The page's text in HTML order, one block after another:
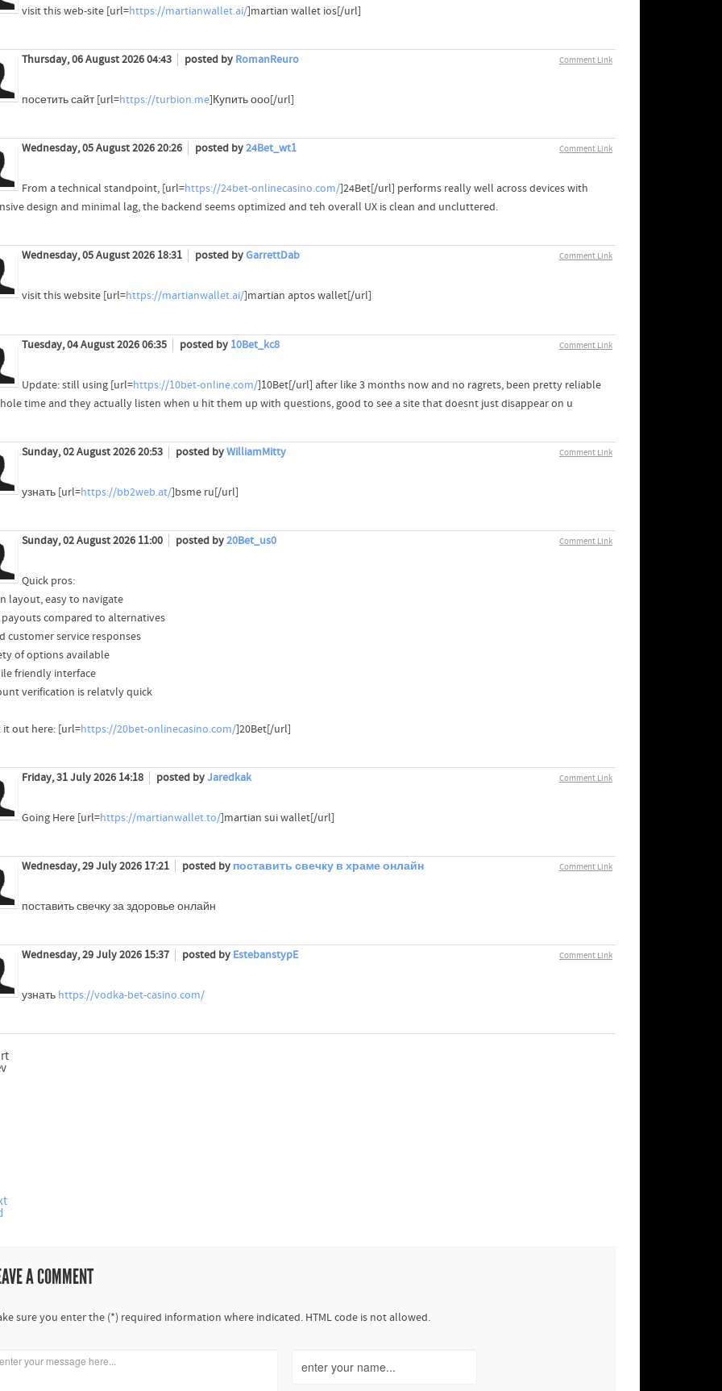
visit this web-site [url=https://martianwallet.ai/]martian wallet ios[/url]
Comment Link
Thursday, 06 August 2026 04:43 posted by RomanReuro
посетить сайт [url=https://turbion.me]Купить ооо[/url]
Comment Link
Wednesday, 05 August 2026 20:26 posted by24Bet_wt1
From a technical standpoint, [url=https://24bet-onlinecasino.com/]24Bet[/url] performs really well across devices with
design and minimal lag, the backend seems optimized and teh overall UX is clean and uncluttered.
Comment Link
Wednesday, 05 August 2026 18:31 posted byGarrettDab
visit this website [url=https://martianwallet.ai/]martian aptos wallet[/url]
Comment Link
Tuesday, 04 August 2026 06:35 posted by 10Bet_kc8
Update: still using [url=https://10bet-online.com/]10Bet[/url] after like 3 months now and no ragrets, been pretty reliable
time and they actually listen when u hit them up with questions, good to see a site that doesnt just disappear on u
Comment Link
Sunday, 02 August 2026 20:53 posted byWilliamMitty
узнать [url=https://bb2web.at/]bsme ru[/url]
Comment Link
Sunday, 02 August 2026 11:00 posted by20Bet_us0
Quick pros:
layout, easy to navigate
payouts compared to alternatives
customer service responses
of options available
friendly interface
verification is relatvly quick
it out here: [url=https://20bet-onlinecasino.com/]20Bet[/url]
Comment Link
Friday, 31 July 2026 14:18 posted byJaredkak
Going Here [url=https://martianwallet.to/]martian sui wallet[/url]
Comment Link
Wednesday, 29 July 2026 17:21 posted by поставить свечку в храме онлайн
поставить свечку за здоровье онлайн
Comment Link
Wednesday, 29 July 2026 15:37 posted by EstebanstypE
узнать https://vodka-bet-casino.com/
A COMMENT
sure you enter the (*) required information where indicated. HTML code is not allowed.